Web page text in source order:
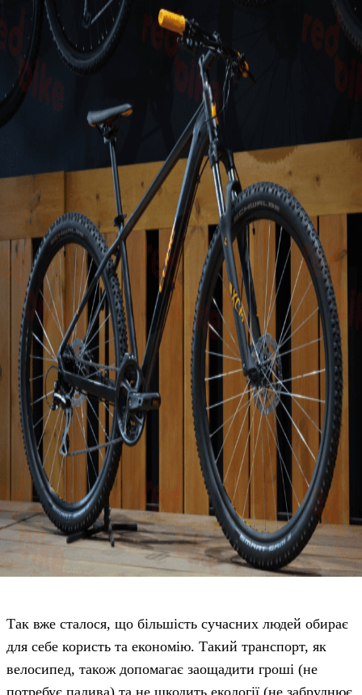
Так вже сталося, що більшість сучасних людей обирає
для себе користь та економію. Такий транспорт, як
велосипед, також допомагає заощадити гроші (не